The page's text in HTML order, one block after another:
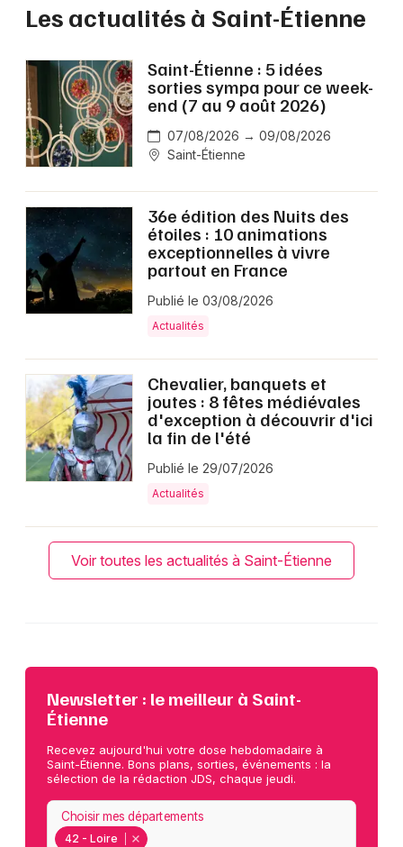
Les actualités à Saint-Étienne
Saint-Étienne : 5 idées
sorties sympa pour ce week-
end (7 au 9 août 2026)
07/08/2026 → 09/08/2026
Saint-Étienne
36e édition des Nuits des
étoiles : 10 animations
exceptionnelles à vivre
partout en France
Publié le 03/08/2026
Actualités
Chevalier, banquets et
joutes : 8 fêtes médiévales
d'exception à découvrir d'ici
la fin de l'été
Publié le 29/07/2026
Actualités
Voir toutes les actualités à Saint-Étienne
Newsletter : le meilleur à Saint-
Étienne
Recevez aujourd'hui votre dose hebdomadaire à
Saint-Étienne. Bons plans, sorties, événements : la
sélection de la rédaction JDS, chaque jeudi.
42 - Loire
Choisir mes départements